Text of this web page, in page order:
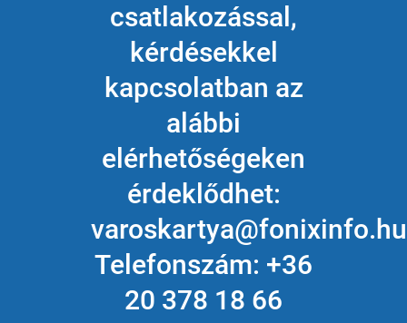
csatlakozással,
kérdésekkel
kapcsolatban az
alábbi
elérhetőségeken
érdeklődhet:
varoskartya@fonixinfo.hu
Telefonszám: +36
20 378 18 66